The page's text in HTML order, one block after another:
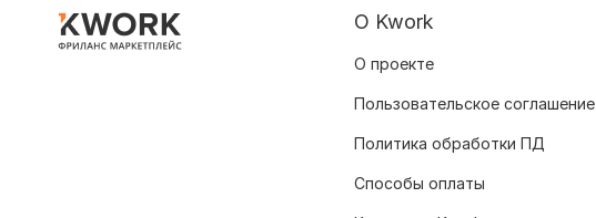
О Kwork
О проекте
Пользовательское соглашение
Политика обработки ПД
Способы оплаты